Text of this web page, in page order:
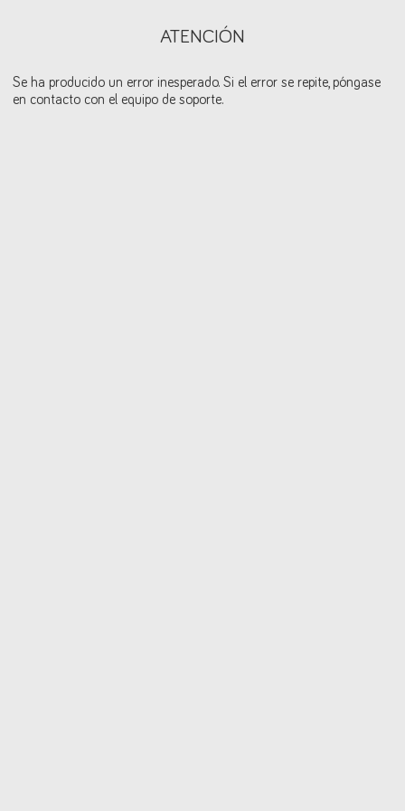
ATENCIÓN
Se ha producido un error inesperado. Si el error se repite, póngase
en contacto con el equipo de soporte.